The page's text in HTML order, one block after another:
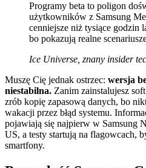
Programy beta to poligon
użytkowników z Samsung
cenniejsze niż tysiące godzin
bo pokazują realne
Ice Universe, znany insider
Muszę Cię jednak ostrzec: wersja
niestabilna. Zanim zainstalujesz
zrób kopię zapasową danych, bo
wakacji przez błąd systemu.
pojawiają się najpierw w Samsung
US, a testy startują na flagowcach,
smartfony.